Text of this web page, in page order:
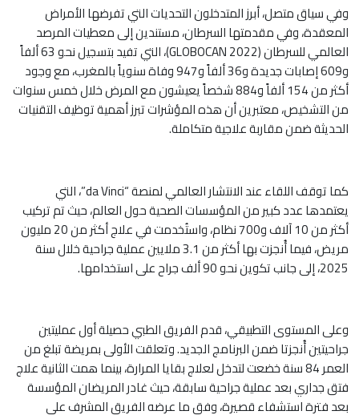
وفي سياق متصل، أبرز المتدخلون التحديات التي تفرضها الأمراض
المعقدة، وفي مقدمتها السرطان، مستندين إلى معطيات المرصد
العالمي للسرطان (GLOBOCAN 2022)، التي تفيد بتسجيل نحو 63 ألفاً
و609 إصابات جديدة و36 ألفاً و947 وفاة سنوياً بالمغرب، مع وجود
أكثر من 154 ألفاً و884 شخصاً يعيشون مع المرض خلال خمس سنوات
من التشخيص، معتبرين أن هذه المؤشرات تبرز أهمية توظيف التقنيات
الحديثة ضمن مقاربة علاجية متكاملة.
كما توقف اللقاء عند الانتشار العالمي لمنصة “da Vinci”، التي
يعتمدها عدد كبير من المؤسسات الصحية حول العالم، حيث تم تركيب
أكثر من 10 آلاف و700 نظام، واستُخدمت في علاج أكثر من 20 مليون
مريض، فيما أُنجزت بها أكثر من 3.1 ملايين عملية جراحية خلال سنة
2025، إلى جانب تكوين نحو 90 ألف جراح على استخدامها.
وعلى المستوى التطبيقي، قدم الفريق الطبي حصيلة أول عمليتين
جراحيتين أُنجزتا ضمن البرنامج الجديد. وتعلقت الأولى بمريضة تبلغ من
العمر 84 سنة خضعت لتدخل لعلاج بقايا المرارة، بينما همت الثانية علاج
فتق جداري بعد عملية جراحية سابقة، حيث غادر المريضان المؤسسة
بعد فترة استشفاء قصيرة، وفق ما عرضه الفريق المشرف على